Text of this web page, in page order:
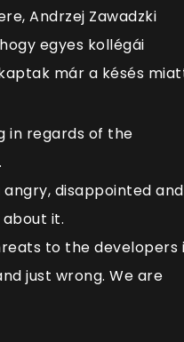
Andrzej Zawadzki
egyes kollégái
már a késés
in regards of the
disappointed and
it.
to the developers
just wrong. We are